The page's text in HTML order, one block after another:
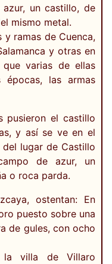
un castillo, de
mismo metal.
y ramas de Cuenca,
y otras en
varias de ellas
épocas, las armas
pusieron el castillo
y así se ve en el
lugar de Castillo
de azur, un
o roca parda.
ostentan: En
puesto sobre una
de gules, con ocho
la villa de Villaro